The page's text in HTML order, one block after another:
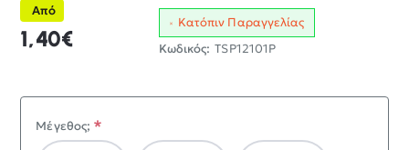
Από
1,40€
Κατόπιν Παραγγελίας
Κωδικός: TSP12101P
Μέγεθος;